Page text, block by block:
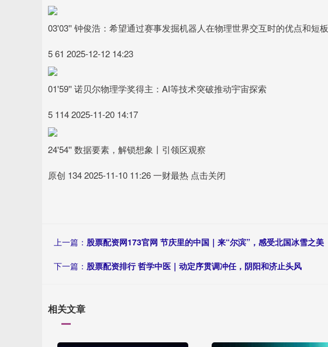
03'03'' 钟俊浩：希望通过赛事发掘机器人在物理世界交互时的优点和短板
5 61 2025-12-12 14:23
01'59'' 诺贝尔物理学奖得主：AI等技术突破推动宇宙探索
5 114 2025-11-20 14:17
24'54'' 数据要素，解锁想象丨引领区观察
原创 134 2025-11-10 11:26 一财最热 点击关闭
上一篇： 股票配资网173官网 节庆里的中国｜来“尔滨”，感受北国冰雪之美
下一篇： 股票配资排行 哲学中医｜动定序贯调冲任，阴阳和济止头风
相关文章